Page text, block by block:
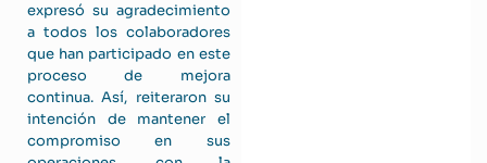
expresó su agradecimiento
a todos los colaboradores
que han participado en este
proceso de mejora
continua. Así, reiteraron su
intención de mantener el
compromiso en sus